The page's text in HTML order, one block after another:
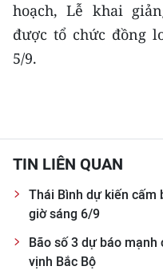
Đồng bằng sông Cửu
Chuyên trang Hà Nội
Chuyên trang TP. Hồ
CÁC CHUYÊN TRANG
VỀ BÁO NHÂN DÂN
THỜI NAY
hoạch, Lễ khai
được tổ chức đồng
5/9.
TIN LIÊN QUAN
Thái Bình dự kiến cấm
giờ sáng 6/9
Bão số 3 dự báo
vịnh Bắc Bộ